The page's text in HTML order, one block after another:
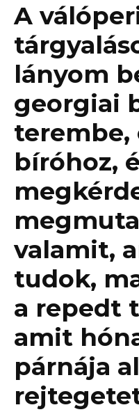
A
lányom
georgiai
terembe,
bíróhoz,
valamit,
tudok,
a repedt
amit
párnája